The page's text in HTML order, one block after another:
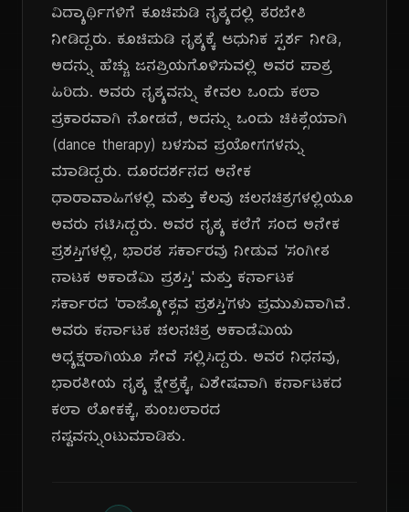
ವಿದ್ಯಾರ್ಥಿಗಳಿಗೆ ಕೂಚಿಪುಡಿ ನೃತ್ಯದಲ್ಲಿ ತರಬೇತಿ
ನೀಡಿದ್ದರು. ಕೂಚಿಪುಡಿ ನೃತ್ಯಕ್ಕೆ ಆಧುನಿಕ ಸ್ಪರ್ಶ ನೀಡಿ,
ಅದನ್ನು ಹೆಚ್ಚು ಜನಪ್ರಿಯಗೊಳಿಸುವಲ್ಲಿ ಅವರ ಪಾತ್ರ
ಹಿರಿದು. ಅವರು ನೃತ್ಯವನ್ನು ಕೇವಲ ಒಂದು ಕಲಾ
ಪ್ರಕಾರವಾಗಿ ನೋಡದೆ, ಅದನ್ನು ಒಂದು ಚಿಕಿತ್ಸೆಯಾಗಿ
(dance therapy) ಬಳಸುವ ಪ್ರಯೋಗಗಳನ್ನು
ಮಾಡಿದ್ದರು. ದೂರದರ್ಶನದ ಅನೇಕ
ಧಾರಾವಾಹಿಗಳಲ್ಲಿ ಮತ್ತು ಕೆಲವು ಚಲನಚಿತ್ರಗಳಲ್ಲಿಯೂ
ಅವರು ನಟಿಸಿದ್ದರು. ಅವರ ನೃತ್ಯ ಕಲೆಗೆ ಸಂದ ಅನೇಕ
ಪ್ರಶಸ್ತಿಗಳಲ್ಲಿ, ಭಾರತ ಸರ್ಕಾರವು ನೀಡುವ 'ಸಂಗೀತ
ನಾಟಕ ಅಕಾಡೆಮಿ ಪ್ರಶಸ್ತಿ' ಮತ್ತು ಕರ್ನಾಟಕ
ಸರ್ಕಾರದ 'ರಾಜ್ಯೋತ್ಸವ ಪ್ರಶಸ್ತಿ'ಗಳು ಪ್ರಮುಖವಾಗಿವೆ.
ಅವರು ಕರ್ನಾಟಕ ಚಲನಚಿತ್ರ ಅಕಾಡೆಮಿಯ
ಅಧ್ಯಕ್ಷರಾಗಿಯೂ ಸೇವೆ ಸಲ್ಲಿಸಿದ್ದರು. ಅವರ ನಿಧನವು,
ಭಾರತೀಯ ನೃತ್ಯ ಕ್ಷೇತ್ರಕ್ಕೆ, ವಿಶೇಷವಾಗಿ ಕರ್ನಾಟಕದ
ಕಲಾ ಲೋಕಕ್ಕೆ, ತುಂಬಲಾರದ
ನಷ್ಟವನ್ನುಂಟುಮಾಡಿತು.